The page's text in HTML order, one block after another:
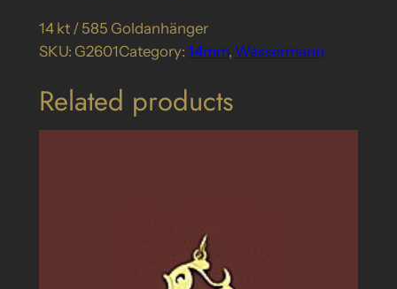
14 kt / 585 Goldanhänger
SKU: G2601Category: 14mm, Wassermann
Related products